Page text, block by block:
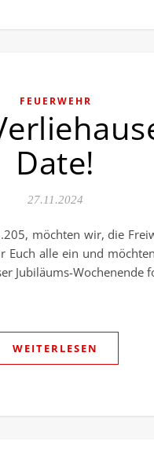
FEUERWEHR
Date!
27.11.2024
möchten wir, die
Euch alle ein und
Jubiläums-Wochenende
WEITERLESEN